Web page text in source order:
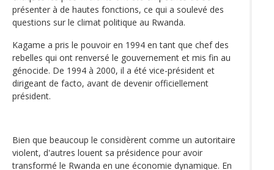
présenter à de hautes fonctions, ce qui a soulevé des
questions sur le climat politique au Rwanda.
Kagame a pris le pouvoir en 1994 en tant que chef des
rebelles qui ont renversé le gouvernement et mis fin au
génocide. De 1994 à 2000, il a été vice-président et
dirigeant de facto, avant de devenir officiellement
président.
Bien que beaucoup le considèrent comme un autoritaire
violent, d'autres louent sa présidence pour avoir
transformé le Rwanda en une économie dynamique. En